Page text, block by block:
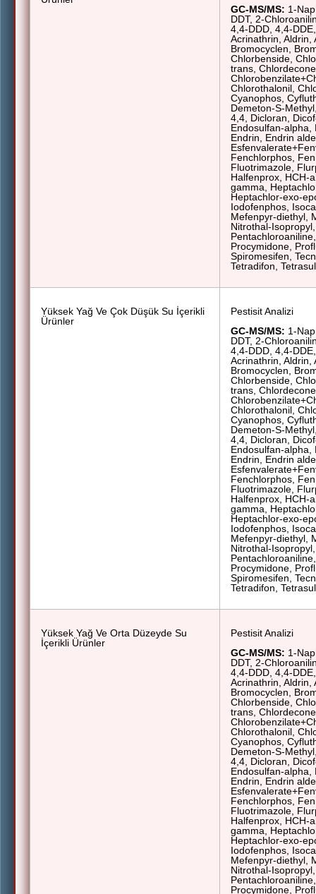
GC-MS/MS: 1-
DDT, 2-
4,4-DDD, 4,4-
Acrinathrin, Aldrin,
Bromocyclen,
Chlorbenside,
trans,
Chlorothalonil,
Cyanophos,
Demeton-S-
4,4, Dicloran,
Endosulfan-alpha,
Endrin, Endrin
Fenchlorphos,
Fluotrimazole,
Halfenprox, HCH-
gamma,
Heptachlor-exo-
Iodofenphos,
Mefenpyr-diethyl,
Nitrothal-
Procymidone,
Spiromesifen,
Tetradifon,
Yüksek Yağ Ve Çok Düşük Su İçerikli
Ürünler
Pestisit Analizi
GC-MS/MS: 1-
DDT, 2-
4,4-DDD, 4,4-
Acrinathrin, Aldrin,
Bromocyclen,
Chlorbenside,
trans,
Chlorothalonil,
Cyanophos,
Demeton-S-
4,4, Dicloran,
Endosulfan-alpha,
Endrin, Endrin
Fenchlorphos,
Fluotrimazole,
Halfenprox, HCH-
gamma,
Heptachlor-exo-
Iodofenphos,
Mefenpyr-diethyl,
Nitrothal-
Procymidone,
Spiromesifen,
Tetradifon,
Yüksek Yağ Ve Orta Düzeyde Su
İçerikli Ürünler
Pestisit Analizi
GC-MS/MS: 1-
DDT, 2-
4,4-DDD, 4,4-
Acrinathrin, Aldrin,
Bromocyclen,
Chlorbenside,
trans,
Chlorothalonil,
Cyanophos,
Demeton-S-
4,4, Dicloran,
Endosulfan-alpha,
Endrin, Endrin
Fenchlorphos,
Fluotrimazole,
Halfenprox, HCH-
gamma ,
Heptachlor-exo-
Iodofenphos,
Mefenpyr-diethyl,
Nitrothal-
Procymidone,